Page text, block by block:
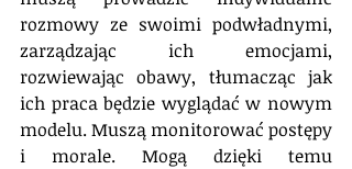
rozmowy ze swoimi podwładnymi,
zarządzając ich emocjami,
rozwiewając obawy, tłumacząc jak
ich praca będzie wyglądać w nowym
modelu. Muszą monitorować postępy
i morale. Mogą dzięki temu